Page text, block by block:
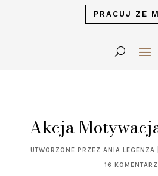
PRACUJ ZE
Akcja
UTWORZONE PRZEZANIA LEGENZA
16